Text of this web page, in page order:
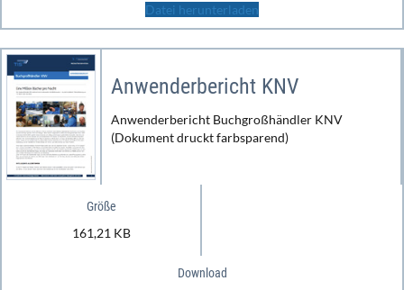
Datei herunterladen
Anwenderbericht KNV
Anwenderbericht Buchgroßhändler KNV
(Dokument druckt farbsparend)
Größe
161,21 KB
Download